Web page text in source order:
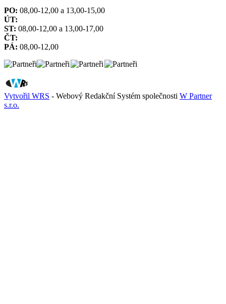
PO: 08,00-12,00 a 13,00-15,00
ÚT:
ST: 08,00-12,00 a 13,00-17,00
ČT:
PÁ: 08,00-12,00
Vytvořil WRS - Webový Redakční Systém společnosti W Partner
s.r.o.